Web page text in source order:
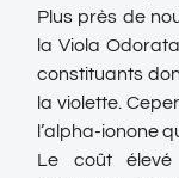
Plus près de
la Viola
constituants
la violette.
l’alpha-ionone
Le coût